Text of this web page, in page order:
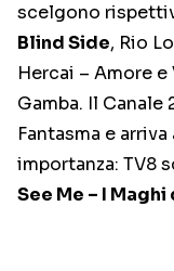
scelgono
Blind Side, Rio
Hercai – Amore
Gamba. Il Canale
Fantasma e arriva
importanza: TV8
See Me – I